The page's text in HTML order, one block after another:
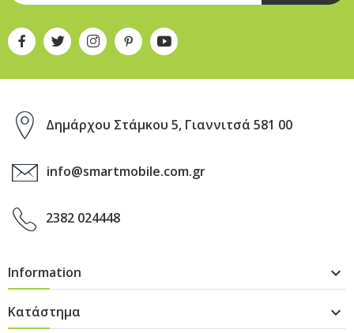
Δημάρχου Στάμκου 5, Γιαννιτσά 581 00
info@smartmobile.com.gr
2382 024448
Information 
Κατάστημα 